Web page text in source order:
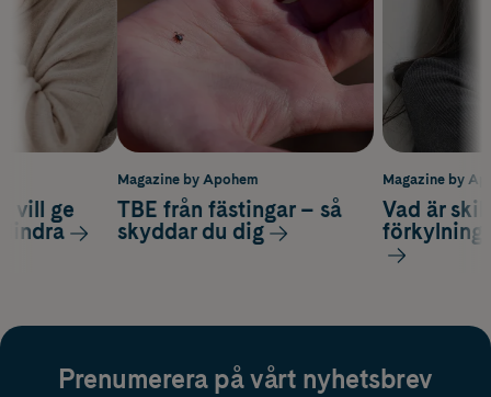
Magazine by
Vad är
förkylning
vill ge
lindra
Magazine by Apohem
TBE från fästingar – så
skyddar du dig
Prenumerera på vårt nyhetsbrev